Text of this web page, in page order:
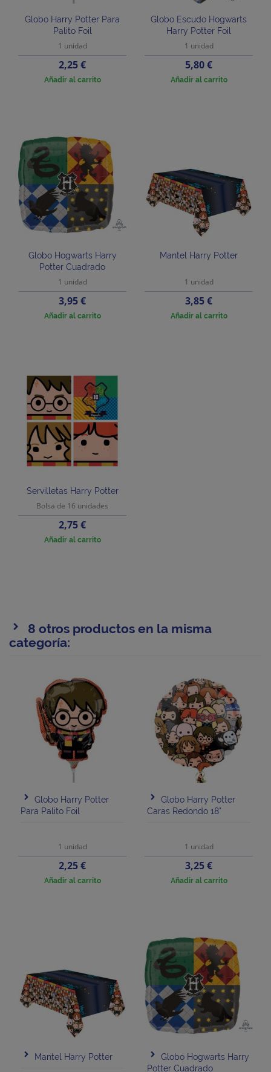
Globo Harry Potter Para
Palito Foil
1 unidad
Precio
2,25 €
Añadir al carrito
Globo Escudo Hogwarts
Harry Potter Foil
1 unidad
Precio
5,80 €
Añadir al carrito
Globo Hogwarts Harry
Potter Cuadrado
1 unidad
Precio
3,95 €
Añadir al carrito
Mantel Harry Potter
1 unidad
Precio
3,85 €
Añadir al carrito
Servilletas Harry Potter
Bolsa de 16 unidades
Precio
2,75 €
Añadir al carrito
8 otros productos en la misma
categoría:
Globo Harry Potter
Para Palito Foil
1 unidad
Precio
2,25 €
Añadir al carrito
Globo Harry Potter
Caras Redondo 18"
1 unidad
Precio
3,25 €
Añadir al carrito
Mantel Harry Potter
Globo Hogwarts Harry
Potter Cuadrado